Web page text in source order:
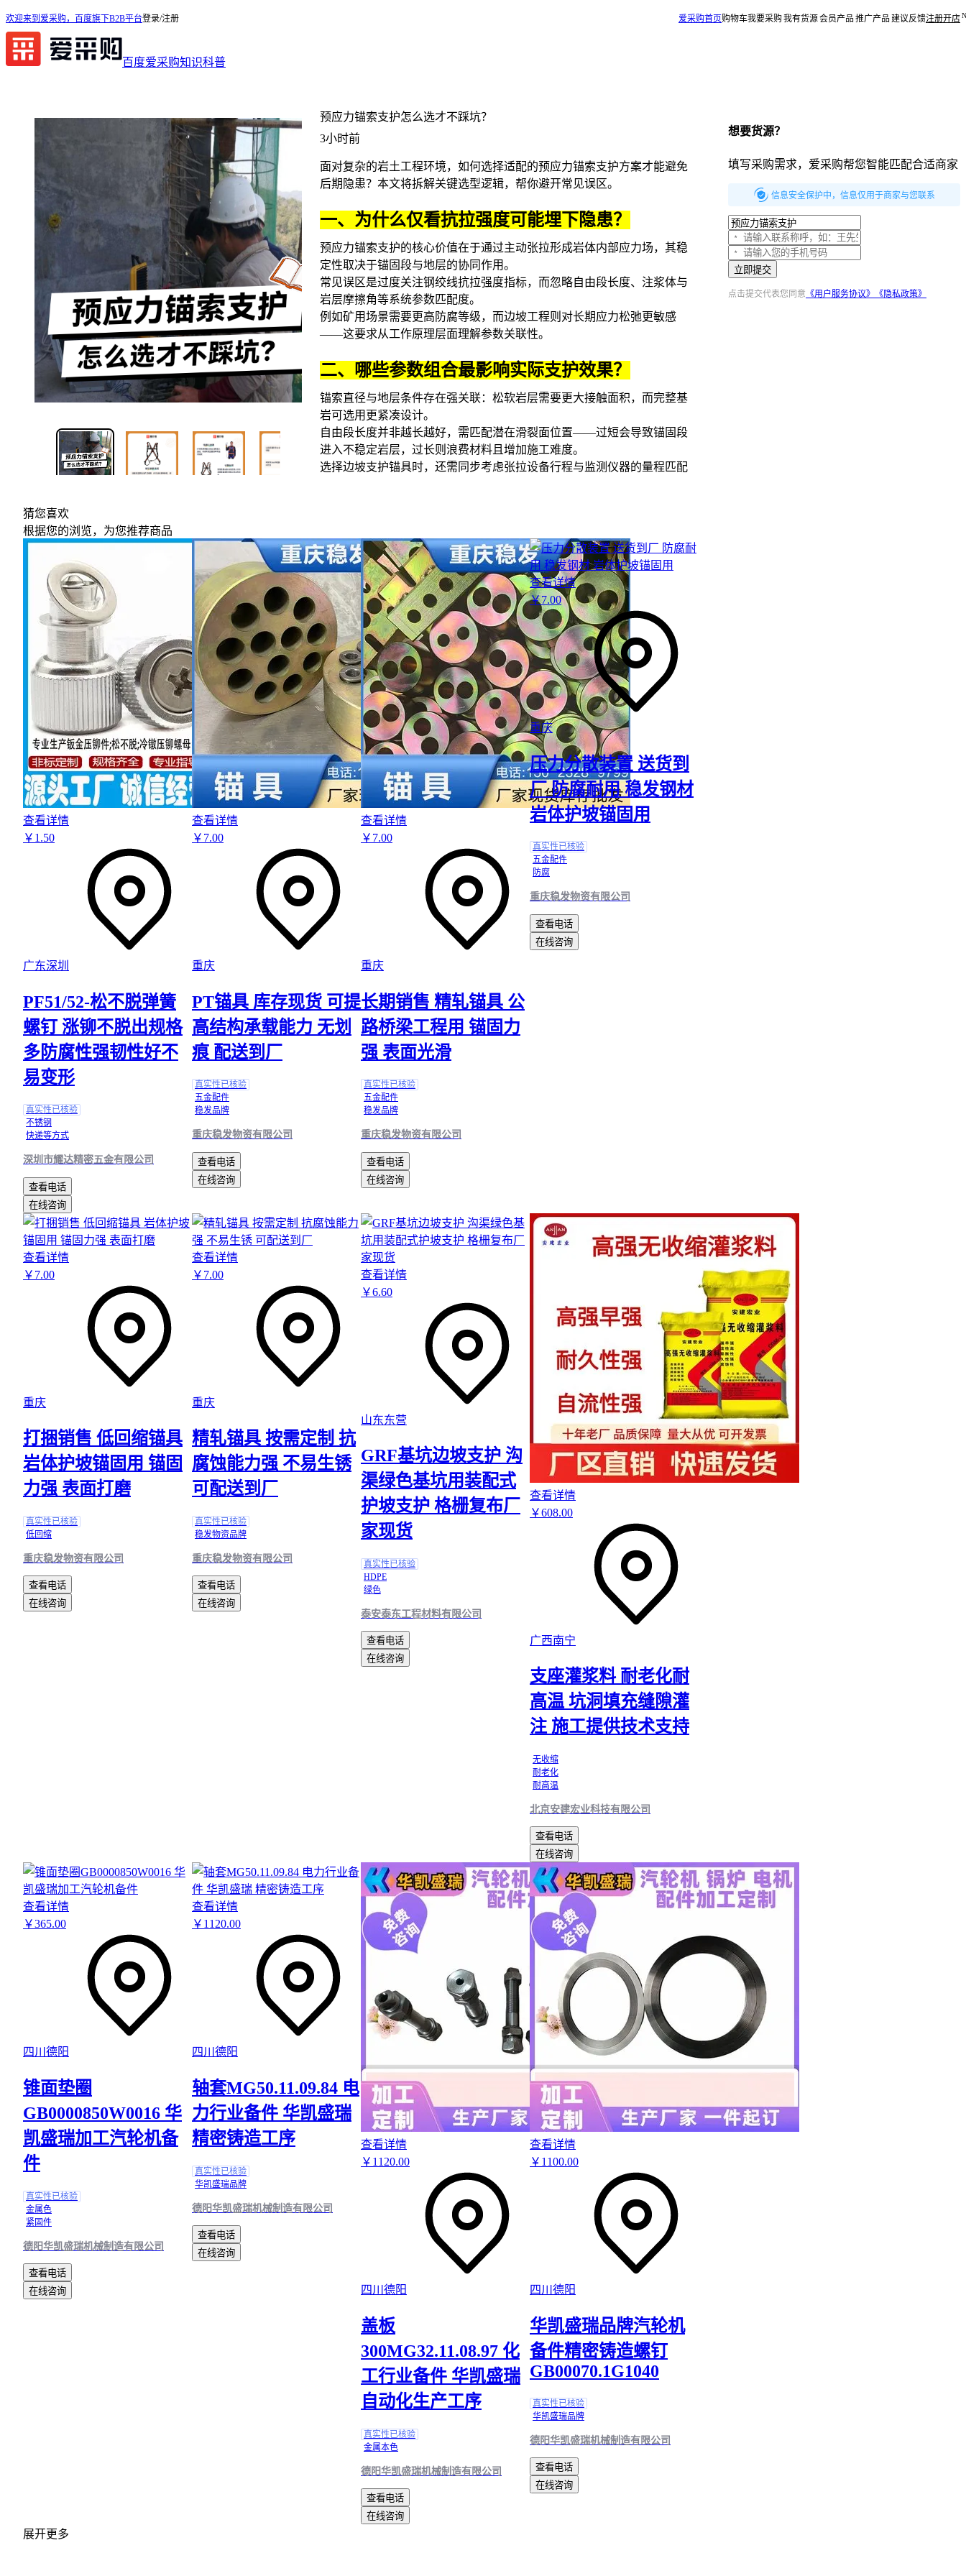
欢迎来到爱采购，百度旗下B2B平台登录/注册 爱采购首页购物车我要采购我有货源会员产品 推广产品 建议反馈注册开店
百度爱采购知识科普
预应力锚索支护怎么选才不踩坑？
3小时前
面对复杂的岩土工程环境，如何选择适配的预应力锚索支护方案才能避免
后期隐患？本文将拆解关键选型逻辑，帮你避开常见误区。
一、为什么仅看抗拉强度可能埋下隐患？
预应力锚索支护的核心价值在于通过主动张拉形成岩体内部应力场，其稳
定性取决于锚固段与地层的协同作用。
常见误区是过度关注钢绞线抗拉强度指标，而忽略自由段长度、注浆体与
岩层摩擦角等系统参数匹配度。
例如矿用场景需要更高防腐等级，而边坡工程则对长期应力松弛更敏感
——这要求从工作原理层面理解参数关联性。
二、哪些参数组合最影响实际支护效果？
锚索直径与地层条件存在强关联：松软岩层需要更大接触面积，而完整基
岩可选用更紧凑设计。
自由段长度并非越长越好，需匹配潜在滑裂面位置——过短会导致锚固段
进入不稳定岩层，过长则浪费材料且增加施工难度。
选择边坡支护锚具时，还需同步考虑张拉设备行程与监测仪器的量程匹配
哪些关键差异？
预应力锚索支护的选型需紧密结合工程场景，不同地质条件和荷载要求对
锚索结构参数有显著影响。矿用场景通常面临岩体破碎、高应力集中的挑
战，此时宜选择自由段较长、直径较大的锚索，以分散地层压力并适应岩
体变形；而桥梁锚固更关注长期稳定性，需优先考虑防腐性能和疲劳强
度。
替代方案的选择同样依赖场景特性：
对于临时基坑支护，桩锚支护体系能快速施工且成本可控，尤其适合
软土地区
边坡治理中格构梁支护与锚索组合使用，可形成立体加固网络，解决
表层滑移问题
隧道工程中自钻式锚杆能避免塌孔风险，特别适用于松散围岩
需要警惕的是，同规格锚索在不同场景下的有效承载力可能差异明显。例
如矿用锚索需预留更大安全裕度以应对动态荷载，而市政工程更注重变形
控制精度。选型时建议结合地质勘察报告，重点验算锚固段长度与地层摩
擦角的匹配度。
配套张拉设备的选择同样需要同步考虑——大吨位矿用锚索通常需要分阶
段张拉，而桥梁微调对测力计精度要求更高。这直接关系到后续施工环节
的设备适配问题。
四、为什么采购主设备后还要考虑配套设备？
采购预应力锚索支护主材只是第一步，配套设备的匹配度直接影响施工效
率和安全性。常见的误区是只关注锚索本身的抗拉强度，而忽略张拉设
顶，过小的设备可能无法达到设计预应力，过大的则可能造成超张拉风
险。
关键配套设备可分为三类：
完成锁定
监测类：锚索测力计
以注浆环节为例，
浆不密实导致的支护失效。这类设备的选择需考虑注浆材料特性，例如含
五、施工中哪些细节容易被忽略？
安装后的维护监测往往被低估。注浆后48小时内的初凝阶段最为关键，需
要定期检查锚索应力变化，此时
5%就应启动调整程序。
高空作业安全同样不容忽视：
锚索安装通常需要 全身五点式安全带
配合防坠器
狭窄空间作业建议选择带前胸D型环的款式
锚索切割区域必须设置
钢绞线保护套
长期维护中，注浆体的开裂和地下水侵蚀是主要风险点。建议在验收后第1
年每季度、之后每年进行两次锚索应力抽测，特别要注意钢绞线防护套管
接口处的密封状况。
选择预应力锚索支护需要构建完整的决策链条：从地质参数推导锚索规
格，根据施工环境匹配配套设备，再到制定监测维护方案。最终建议结合
岩土勘察报告进行定制化设计，而非简单套用通用方案。
猜您喜欢
根据您的浏览，为您推荐商品
查看详情
￥ 1 .50
广东深圳
PF51/52-松不脱弹簧
螺钉 涨铆不脱出规格
多防腐性强韧性好不
易变形
真实性已核验
不锈钢
快递等方式
深圳市耀达精密五金有限公司
查看电话
在线咨询
查看详情
￥ 7.00
重庆
PT锚具 库存现货 可提
高结构承载能力 无划
痕 配送到厂
真实性已核验
五金配件
稳发品牌
重庆稳发物资有限公司
查看电话
在线咨询
查看详情
￥ 7.00
重庆
长期销售 精轧锚具 公
路桥梁工程用 锚固力
强 表面光滑
真实性已核验
五金配件
稳发品牌
重庆稳发物资有限公司
查看电话
在线咨询
查看详情
￥7.00
重庆
压力分散装置 送货到
厂 防腐耐用 稳发钢材
岩体护坡锚固用
真实性已核验
五金配件
防腐
重庆稳发物资有限公司
查看电话
在线咨询
查看详情
￥ 7.00
重庆
打捆销售 低回缩锚具
岩体护坡锚固用 锚固
力强 表面打磨
真实性已核验
低回缩
重庆稳发物资有限公司
查看电话
在线咨询
查看详情
￥ 7.00
重庆
精轧锚具 按需定制 抗
腐蚀能力强 不易生锈
可配送到厂
真实性已核验
稳发物资品牌
重庆稳发物资有限公司
查看电话
在线咨询
查看详情
￥6.60
山东东营
GRF基坑边坡支护 沟
渠绿色基坑用装配式
护坡支护 格栅复布厂
家现货
真实性已核验
HDPE
绿色
泰安泰东工程材料有限公司
查看电话
在线咨询
查看详情
￥608.00
广西南宁
支座灌浆料 耐老化耐
高温 坑洞填充缝隙灌
注 施工提供技术支持
无收缩
耐老化
耐高温
北京安建宏业科技有限公司
查看电话
在线咨询
查看详情
￥365.00
四川德阳
锥面垫圈
GB0000850W0016 华
凯盛瑞加工汽轮机备
件
真实性已核验
金属色
紧固件
德阳华凯盛瑞机械制造有限公司
查看电话
在线咨询
查看详情
￥ 1120.00
四川德阳
轴套MG50.11.09.84 电
力行业备件 华凯盛瑞
精密铸造工序
真实性已核验
华凯盛瑞品牌
德阳华凯盛瑞机械制造有限公司
查看电话
在线咨询
查看详情
￥ 1120.00
四川德阳
盖板
300MG32.11.08.97 化
工行业备件 华凯盛瑞
自动化生产工序
真实性已核验
金属本色
德阳华凯盛瑞机械制造有限公司
查看电话
在线咨询
查看详情
￥ 1100.00
四川德阳
华凯盛瑞品牌汽轮机
备件精密铸造螺钉
GB00070.1G1040
真实性已核验
华凯盛瑞品牌
德阳华凯盛瑞机械制造有限公司
查看电话
在线咨询
展开更多
想要货源？
填写采购需求，爱采购帮您智能匹配合适商家
信息安全保护中，信息仅用于商家与您联系
立即提交
点击提交代表您同意 《用户服务协议》 《隐私政策》